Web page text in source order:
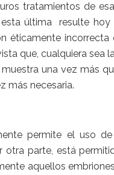
tratamientos de
última resulte
éticamente
que, cualquiera sea
una vez más
más necesaria.
permite el uso
otra parte, está
aquellos